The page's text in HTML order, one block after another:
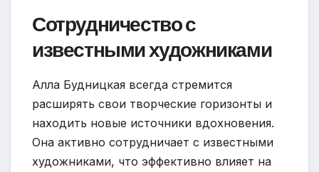
Сотрудничество с
известными художниками
Алла Будницкая всегда стремится
расширять свои творческие горизонты и
находить новые источники вдохновения.
Она активно сотрудничает с известными
художниками, что эффективно влияет на